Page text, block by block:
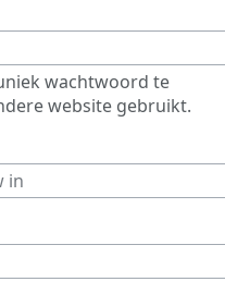
wachtwoord te
website gebruikt.